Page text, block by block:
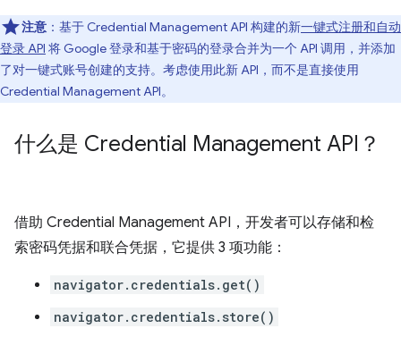
注意 ：基于 Credential Management API 构建的新一键式注册和自动
登录 API 将 Google 登录和基于密码的登录合并为一个 API 调用，并添加
了对一键式账号创建的支持。考虑使用此新 API，而不是直接使用
Credential Management API。
什么是 Credential Management API？
借助 Credential Management API，开发者可以存储和检
索密码凭据和联合凭据，它提供 3 项功能：
navigator.credentials.get()
navigator.credentials.store()